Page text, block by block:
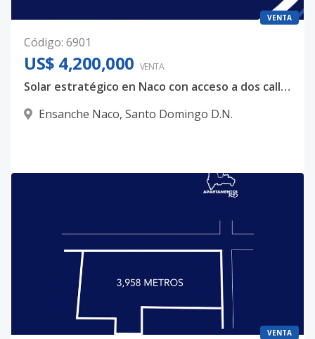
VENTA
Código: 6901
US$ 4,200,000 VENTA
Solar estratégico en Naco con acceso a dos calles y potencial de proyecto premium
Ensanche Naco, Santo Domingo D.N.
VENTA